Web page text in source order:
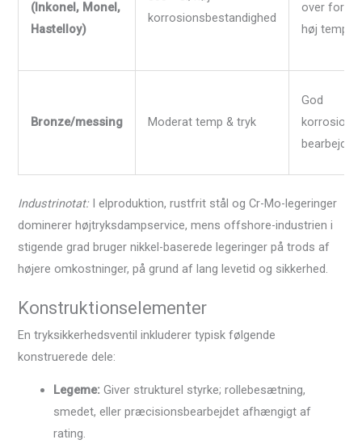
(Inkonel, Monel,
Hastelloy)
korrosionsbestandighed
over for
høj
Bronze/messing Moderat temp & tryk
God
Industrinotat:I elproduktion, rustfrit stål og Cr-Mo-legeringer
dominerer højtryksdampservice, mens offshore-industrien i
stigende grad bruger nikkel-baserede legeringer på trods af
højere omkostninger, på grund af lang levetid og sikkerhed.
Konstruktionselementer
En tryksikkerhedsventil inkluderer typisk følgende
konstruerede dele:
Legeme: Giver strukturel styrke; rollebesætning,
smedet, eller præcisionsbearbejdet afhængigt af
rating.